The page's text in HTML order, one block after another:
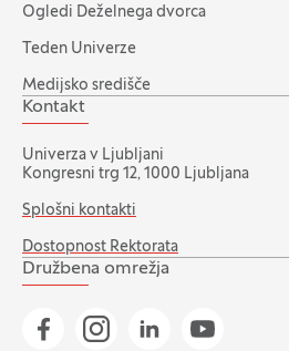
Ogledi Deželnega dvorca
Teden Univerze
Medijsko središče
Kontakt
Univerza v Ljubljani
Kongresni trg 12, 1000 Ljubljana
Splošni kontakti
Dostopnost Rektorata
Družbena omrežja
Pojdi na našo Facebook stran
Pojdi na našo Instagram
Pojdi na Linkedin
Pojdi na